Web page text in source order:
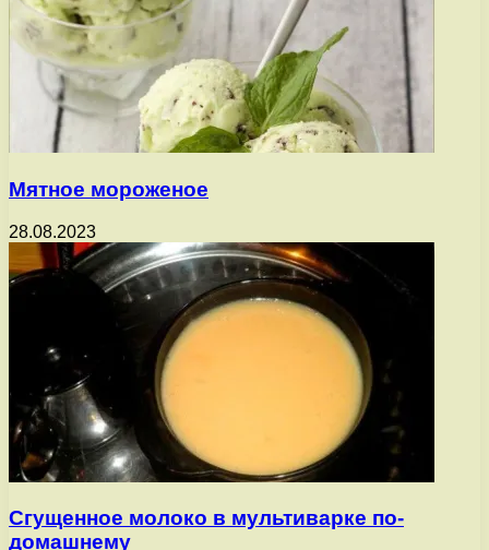
Мятное мороженое
28.08.2023
Сгущенное молоко в мультиварке по-
домашнему